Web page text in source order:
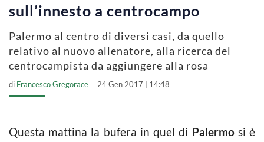
sull’innesto a centrocampo
Palermo al centro di diversi casi, da quello
relativo al nuovo allenatore, alla ricerca del
centrocampista da aggiungere alla rosa
di Francesco Gregorace 24 Gen 2017 | 14:48
Questa mattina la bufera in quel di Palermosi è